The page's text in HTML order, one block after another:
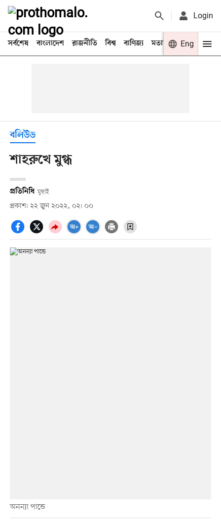
Login
সর্বশেষ বাংলাদেশ রাজনীতি বিশ্ব বাণিজ্য মতামত খেলা
Eng
বলিউড
শাহরুখে মুগ্ধ
প্রতিনিধি মুম্বাই
প্রকাশ: ২২ জুন ২০২২, ০২: ০০
অনন্যা পান্ডে